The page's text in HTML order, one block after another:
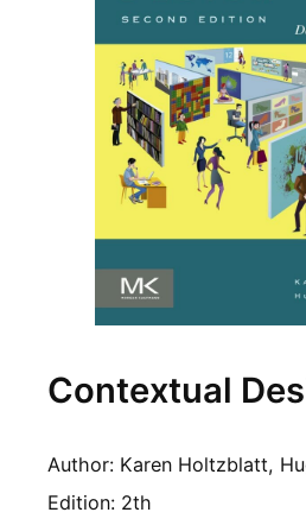
Contextual
Author: Karen Holtzblatt,
Edition: 2th